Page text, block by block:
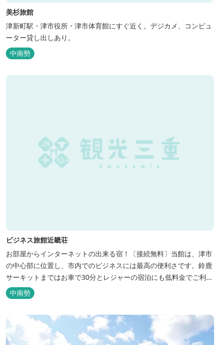
美杉旅館
津新町駅・津市役所・津市体育館にすぐ近く。デジカメ、コンピュ
ーター貸し出しあり。
中南勢
ビジネス旅館近畿荘
お部屋からインターネットの出来る宿！〔接続無料〕当館は、津市
の中心部に位置し、市内でのビジネスには最高の便利さです。鈴鹿
サーキットまではお車で30分とレジャーの宿泊にも低料金でご利用
いただけます。
中南勢